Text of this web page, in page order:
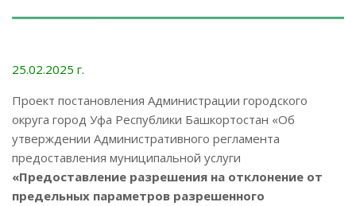
25.02.2025 г.
Проект постановления Администрации городского
округа город Уфа Республики Башкортостан «Об
утверждении Административного регламента
предоставления муниципальной услуги
«Предоставление разрешения на отклонение от
предельных параметров разрешенного